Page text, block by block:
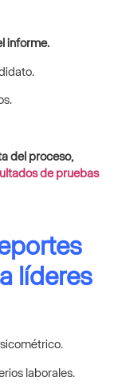
informe.
del proceso,
de pruebas
líderes
laborales.